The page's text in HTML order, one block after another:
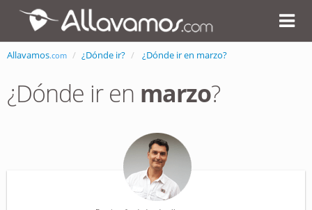
Allavamos.com ¿Dónde ir? ¿Dónde ir en marzo?
¿Dónde ir en marzo?